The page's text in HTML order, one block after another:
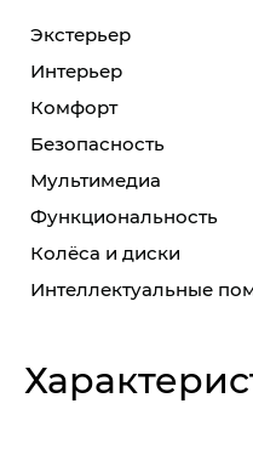
Экстерьер
Интерьер
Комфорт
Безопасность
Мультимедиа
Функциональность
Колёса и диски
Интеллектуальные